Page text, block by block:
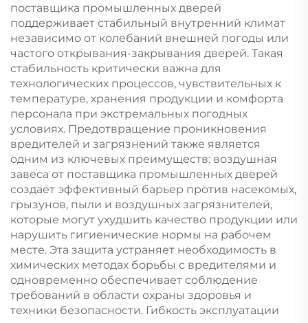
поставщика промышленных дверей
поддерживает стабильный внутренний климат
независимо от колебаний внешней погоды или
частого открывания-закрывания дверей. Такая
стабильность критически важна для
технологических процессов, чувствительных к
температуре, хранения продукции и комфорта
персонала при экстремальных погодных
условиях. Предотвращение проникновения
вредителей и загрязнений также является
одним из ключевых преимуществ: воздушная
завеса от поставщика промышленных дверей
создаёт эффективный барьер против насекомых,
грызунов, пыли и воздушных загрязнителей,
которые могут ухудшить качество продукции или
нарушить гигиенические нормы на рабочем
месте. Эта защита устраняет необходимость в
химических методах борьбы с вредителями и
одновременно обеспечивает соблюдение
требований в области охраны здоровья и
техники безопасности. Гибкость эксплуатации